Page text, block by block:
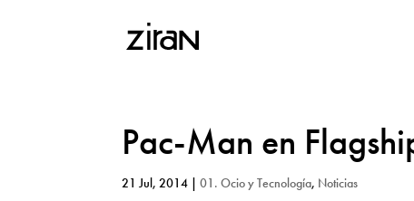
Pac-Man en
21 Jul, 2014 |01. Ocio y Tecnología, Noticias